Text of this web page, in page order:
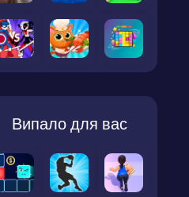
Випало для вас